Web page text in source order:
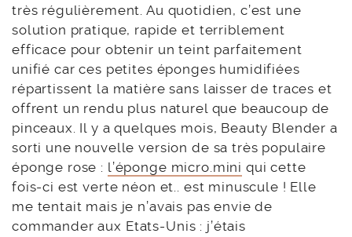
très régulièrement. Au quotidien, c’est une
solution pratique, rapide et terriblement
efficace pour obtenir un teint parfaitement
unifié car ces petites éponges humidifiées
répartissent la matière sans laisser de traces et
offrent un rendu plus naturel que beaucoup de
pinceaux. Il y a quelques mois, Beauty Blender a
sorti une nouvelle version de sa très populaire
éponge rose : l’éponge micro.mini qui cette
fois-ci est verte néon et.. est minuscule ! Elle
me tentait mais je n’avais pas envie de
commander aux Etats-Unis : j’étais